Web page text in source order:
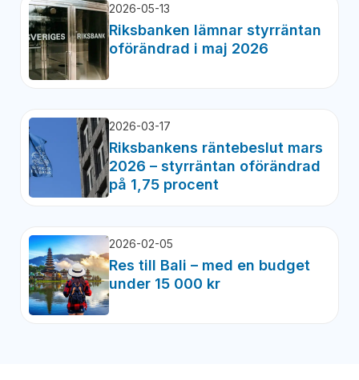
2026-05-13
Riksbanken lämnar styrräntan
oförändrad i maj 2026
2026-03-17
Riksbankens räntebeslut mars
2026 – styrräntan oförändrad
på 1,75 procent
2026-02-05
Res till Bali – med en budget
under 15 000 kr